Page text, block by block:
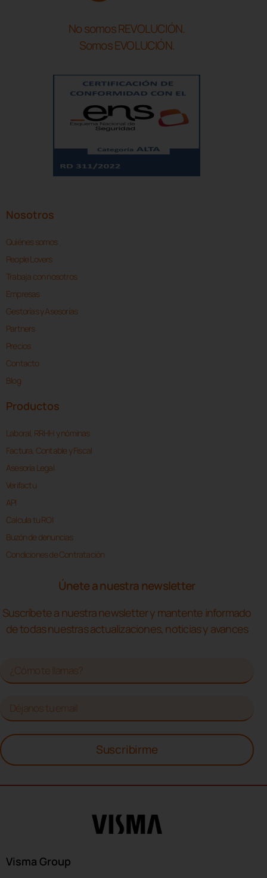
No somos REVOLUCIÓN.
Somos EVOLUCIÓN.
Nosotros
Quiénes somos
People Lovers
Trabaja con nosotros
Empresas
Gestorías y Asesorías
Partners
Precios
Contacto
Blog
Productos
Laboral, RRHH y nóminas
Factura, Contable y Fiscal
Asesoría Legal
Verifactu
API
Calcula tu ROI
Buzón de denuncias
Condiciones de Contratación
Únete a nuestra newsletter
Suscríbete a nuestra newsletter y mantente informado
de todas nuestras actualizaciones, noticias y avances
Suscribirme
Visma Group